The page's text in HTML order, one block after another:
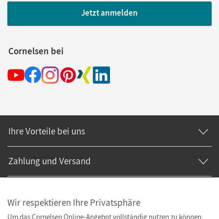
Jetzt anmelden
Cornelsen bei
Ihre Vorteile bei uns
Zahlung und Versand
Wir respektieren Ihre Privatsphäre
Um das Cornelsen Online-Angebot vollständig nutzen zu können,